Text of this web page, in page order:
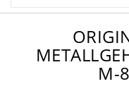
M-